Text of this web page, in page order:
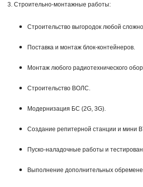
3. Строительно-монтажные работы:
Строительство выгородок любой
Поставка и монтаж блок-контейнеров.
Монтаж любого радиотехнического
Строительство ВОЛС.
Модернизация БС (2G, 3G).
Создание репитерной станции и мини
Пуско-наладочные работы и
Выполнение дополнительных